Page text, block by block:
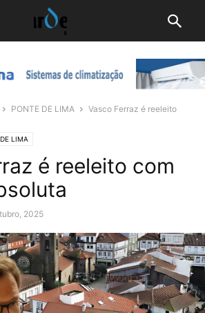
PONTE DE LIMA
Vasco Ferraz é reeleito
LIMA
é reeleito com
2025